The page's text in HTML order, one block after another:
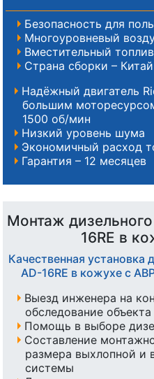
Безопасность для
Многоуровневый
Вместительный
Страна сборки – Китай
Надёжный двигатель
большим
1500 об/мин
Низкий уровень шума
Экономичный расход
Гарантия – 12 месяцев
Монтаж
16RE в
Качественная установка
AD-16RE в кожухе с
Выезд инженера на
обследование объекта
Помощь в выборе
Составление
размера выхлопной и
системы